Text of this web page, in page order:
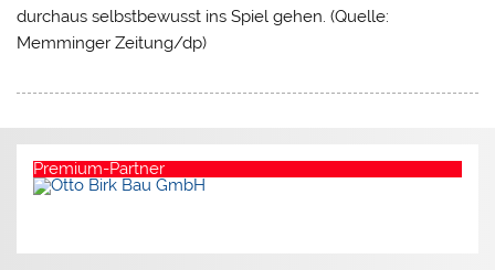
durchaus selbstbewusst ins Spiel gehen. (Quelle:
Memminger Zeitung/dp)
Premium-Partner